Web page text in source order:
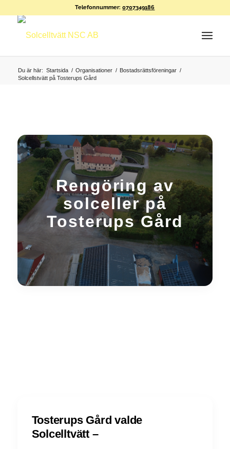
Telefonnummer:0707349186
Du är här: Startsida / Organisationer / Bostadsrättsföreningar /
Solcellstvätt på Tosterups Gård
Rengöring av
solceller på
Tosterups Gård
Tosterups Gård valde
Solcelltvätt –